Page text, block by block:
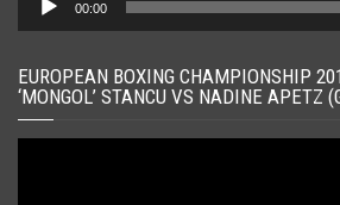
00:00
EUROPEAN BOXING CHAMPIONSHIP
‘MONGOL’ STANCU VS NADINE APETZ